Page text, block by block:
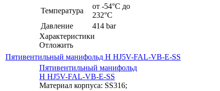
Температура
от -54°C до
232°C
Давление
414 bar
Характеристики
Отложить
Пятивентильный манифольд H HJ5V-FAL-VB-E-SS
Пятивентильный манифольд
H HJ5V-FAL-VB-E-SS
Материал корпуса: SS316;